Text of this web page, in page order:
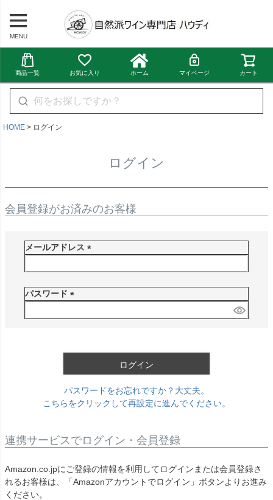
MENU
商品一覧 お気に入り ホーム マイページ カート
HOME ログイン
ログイン
会員登録がお済みのお客様
メールアドレス
須
)
パスワード
必
ログイン
パスワードをお忘れですか？大丈夫。
こちらをクリックして再設定に進んでください。
連携サービスでログイン・会員登録
Amazon.co.jpにご登録の情報を利用してログインまたは会員登録さ
れるお客様は、「Amazonアカウントでログイン」ボタンよりお進み
ください。